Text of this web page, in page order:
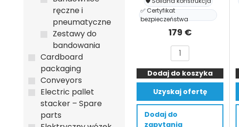
ręczne i
pneumatyczne
Zestawy do
bandowania
Cardboard
packaging
Conveyors
Electric pallet
stacker – Spare
parts
✅ Certyfikat
bezpieczeństwa
179 €
ilość
SMITH
Elektryczny
Wózek
Widłowy
XT2
–
Dodaj do koszyka
Uzyskaj ofertę
Dodaj do
zapytania